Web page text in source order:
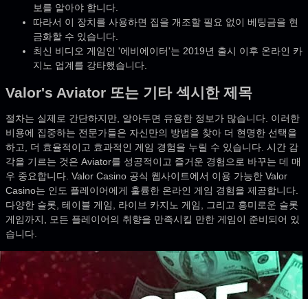
보를 알아야 합니다.
따라서 이 장치를 사용하면 집을 개조할 필요 없이 베팅금을 현
금화할 수 있습니다.
최신 비디오 게임인 '에비에이터'는 2019년 출시 이후 온라인 카
지노 업계를 강타했습니다.
Valor's Aviator 또는 기타 섹시한 제목
절차는 실제로 간단하지만, 알아두면 유용한 정보가 많습니다. 이러한
비용에 집중하는 전문가들은 자신만의 방법을 찾아 더 현명한 선택을
하고, 더 효율적이고 효과적인 게임 경험을 누릴 수 있습니다. 시간 감
각을 기르는 것은 Aviator를 성공적이고 즐거운 경험으로 바꾸는 데 매
우 중요합니다. Valor Casino 공식 웹사이트에서 이용 가능한 Valor
Casino는 인도 플레이어에게 훌륭한 온라인 게임 경험을 제공합니다.
다양한 슬롯, 테이블 게임, 라이브 카지노 게임, 그리고 흥미로운 슬롯
게임까지, 모든 플레이어의 취향을 만족시킬 만한 게임이 준비되어 있
습니다.